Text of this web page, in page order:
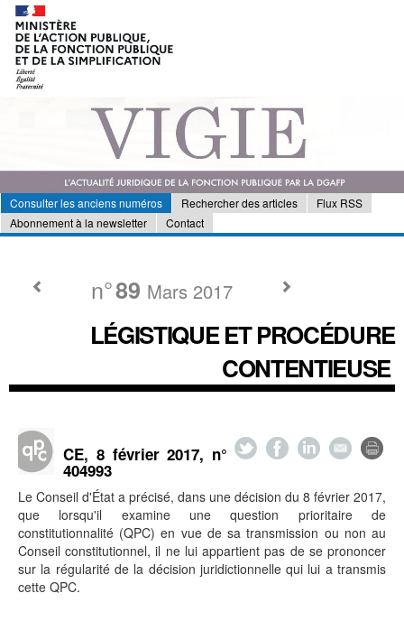
Consulter les anciens numéros Rechercher des articles
Flux RSS
Abonnement à la newsletter
Contact
n°89 Mars 2017
LÉGISTIQUE ET PROCÉDURE
CONTENTIEUSE
CE, 8 février 2017, n°
404993
Le Conseil d'État a précisé, dans une décision du 8 février 2017,
que lorsqu'il examine une question prioritaire de
constitutionnalité (QPC) en vue de sa transmission ou non au
Conseil constitutionnel, il ne lui appartient pas de se prononcer
sur la régularité de la décision juridictionnelle qui lui a transmis
cette QPC.